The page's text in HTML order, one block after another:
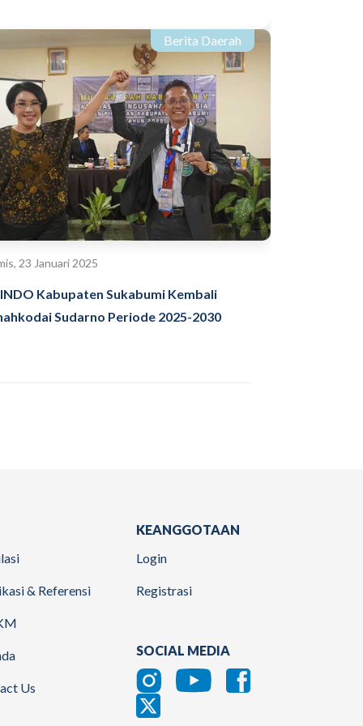
Berita Daerah
23 Januari 2025
Kabupaten Sukabumi Kembali
Sudarno Periode 2025-2030
& Referensi
Us
KEANGGOTAAN
Login
Registrasi
SOCIAL MEDIA